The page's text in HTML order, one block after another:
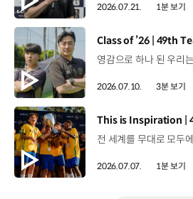
2026.07.21. 1분 보기
[동영상]
2026.07.10. 3분 보기
[동영상]
2026.07.07. 1분 보기